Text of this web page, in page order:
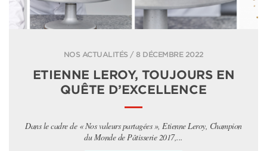
NOS ACTUALITÉS / 8 DÉCEMBRE 2022
ETIENNE LEROY, TOUJOURS EN
QUÊTE D’EXCELLENCE
Dans le cadre de « Nos valeurs partagées », Etienne Leroy, Champion
du Monde de Pâtisserie 2017,...